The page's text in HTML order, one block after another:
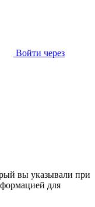
Войти через
вы указывали при
для